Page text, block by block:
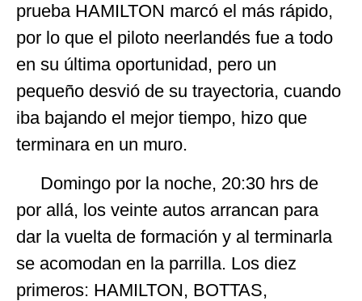
prueba HAMILTON marcó el más rápido,
por lo que el piloto neerlandés fue a todo
en su última oportunidad, pero un
pequeño desvió de su trayectoria, cuando
iba bajando el mejor tiempo, hizo que
terminara en un muro.
Domingo por la noche, 20:30 hrs de
por allá, los veinte autos arrancan para
dar la vuelta de formación y al terminarla
se acomodan en la parrilla. Los diez
primeros: HAMILTON, BOTTAS,